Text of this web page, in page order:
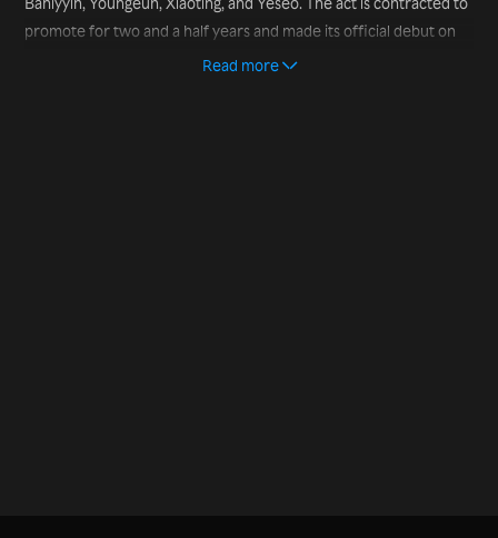
promote for two and a half years and made its official debut on
January 3, 2022, when it released the EP “First Impact.” The
Read more